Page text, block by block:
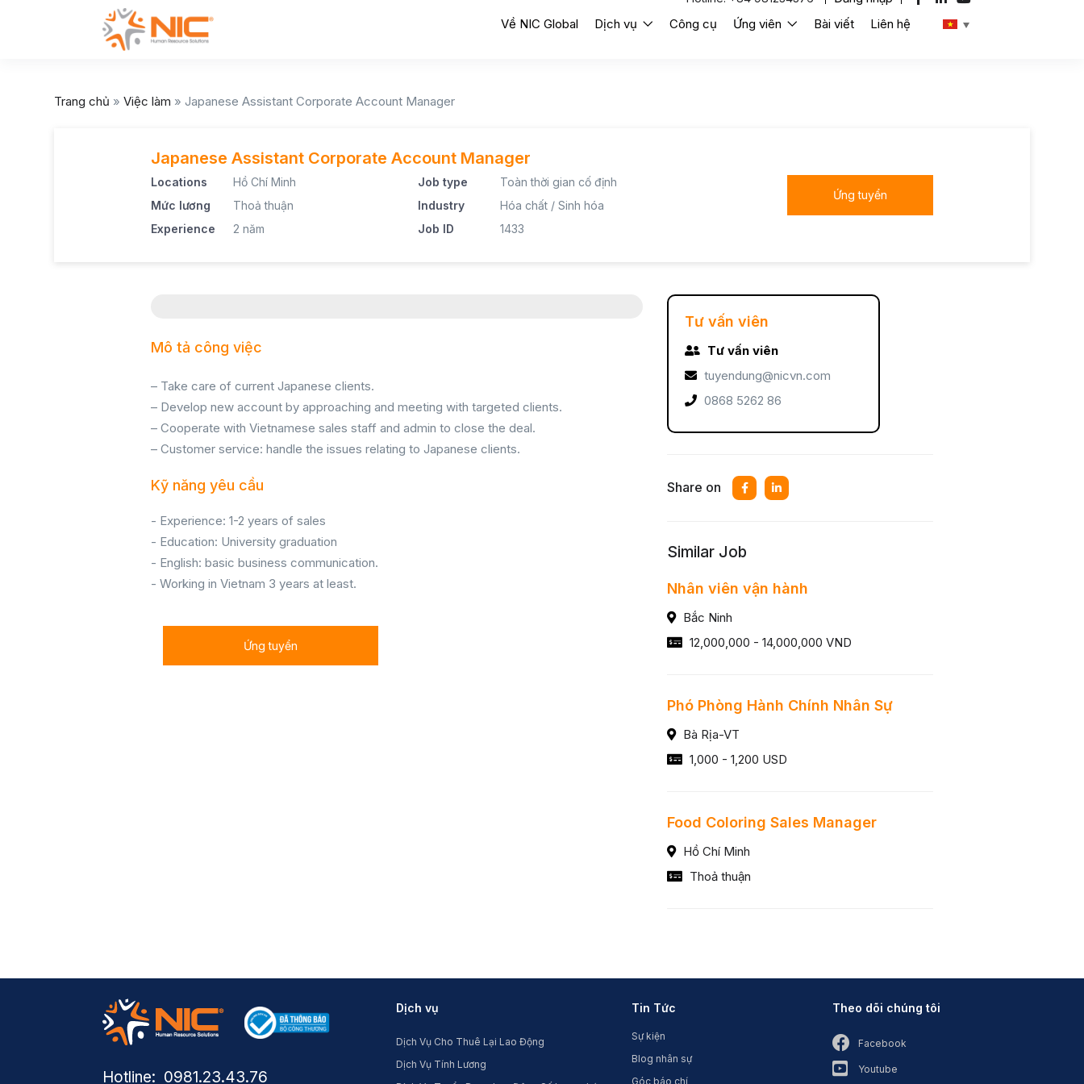
Về NIC Global Dịch vụ Công cụ Ứng viên Bài viết Liên hệ
Trang chủ » Việc làm » Japanese Assistant Corporate Account Manager
Japanese Assistant Corporate Account Manager
Locations
Hồ Chí Minh
Mức lương
Thoả thuận
Experience
2 năm
Job type
Toàn thời gian cố định
Industry
Hóa chất / Sinh hóa
Job ID
1433
Ứng tuyển
Mô tả công việc
– Take care of current Japanese clients.
– Develop new account by approaching and meeting with targeted clients.
– Cooperate with Vietnamese sales staff and admin to close the deal.
– Customer service: handle the issues relating to Japanese clients.
Kỹ năng yêu cầu
- Experience: 1-2 years of sales
- Education: University graduation
- English: basic business communication.
- Working in Vietnam 3 years at least.
Ứng tuyển
Tư vấn viên
Tư vấn viên
tuyendung@nicvn.com
0868 5262 86
Share on
Similar Job
Nhân viên vận hành
Bắc Ninh
12,000,000 - 14,000,000 VND
Phó Phòng Hành Chính Nhân Sự
Bà Rịa-VT
1,000 - 1,200 USD
Food Coloring Sales Manager
Hồ Chí Minh
Thoả thuận
Hotline: ​ 0981.23.43.76
Dịch vụ
Dịch Vụ Cho Thuê Lại Lao Động
Dịch Vụ Tính Lương
Tin Tức
Sự kiện
Blog nhân sự
Góc báo chí
Theo dõi chúng tôi
Facebook
Youtube